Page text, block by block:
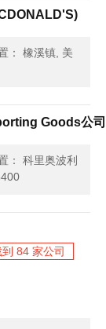
......
： 橡溪镇, 美
Goods公
： 科里奥波利
84 家公司